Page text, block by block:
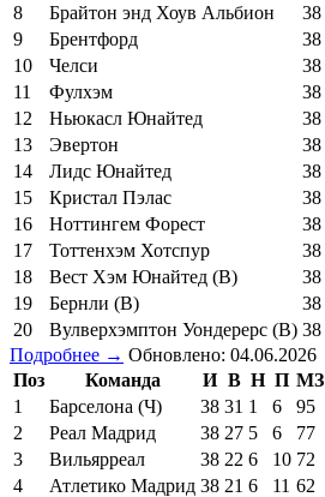
8
Брайтон энд Хоув Альбион 38
9
Брентфорд 38
10
Челси 38
11
Фулхэм 38
12
Ньюкасл Юнайтед 38
13
Эвертон 38
14
Лидс Юнайтед 38
15
Кристал Пэлас 38
16
Ноттингем Форест 38
17
Тоттенхэм Хотспур 38
18
Вест Хэм Юнайтед (В) 38
19
Бернли (В) 38
20
Вулверхэмптон Уондерерс (В) 38
Подробнее → Обновлено: 04.06.2026
Поз
Команда И В Н П МЗ
1
Барселона (Ч) 38 31 1 6 95
2
Реал Мадрид 38 27 5 6 77
3
Вильярреал 38 22 6 10 72
4
Атлетико Мадрид 38 21 6 11 62